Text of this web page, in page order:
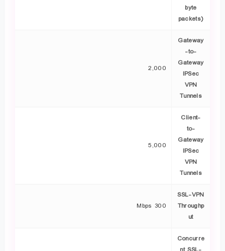
byte
packets)
Gateway
-to-
Gateway
IPSec
VPN
Tunnels
2,000
Client-
to-
Gateway
IPSec
VPN
Tunnels
5,000
SSL-VPN
Throughp
ut
300 Mbps
Concurre